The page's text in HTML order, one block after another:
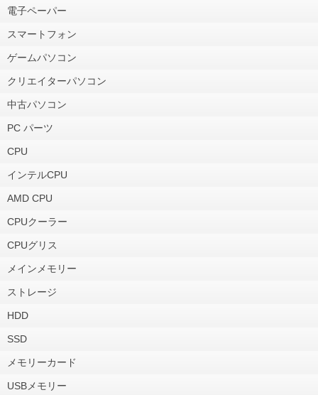
電子ペーパー
スマートフォン
ゲームパソコン
クリエイターパソコン
中古パソコン
PC パーツ
CPU
インテルCPU
AMD CPU
CPUクーラー
CPUグリス
メインメモリー
ストレージ
HDD
SSD
メモリーカード
USBメモリー